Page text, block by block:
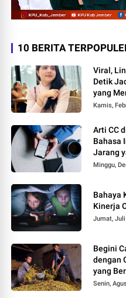
10 BERITA
Viral,
Detik
yang
Kamis,
Arti CC
Bahasa
Jarang
Minggu,
Bahaya
Kinerja
Jumat, Juli
Begini
dengan
yang
Senin,